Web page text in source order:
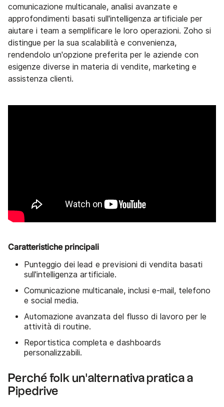
comunicazione multicanale, analisi avanzate e
approfondimenti basati sull'intelligenza artificiale per
aiutare i team a semplificare le loro operazioni. Zoho si
distingue per la sua scalabilità e convenienza,
rendendolo un'opzione preferita per le aziende con
esigenze diverse in materia di vendite, marketing e
assistenza clienti.
Caratteristiche principali
Punteggio dei lead e previsioni di vendita basati
sull'intelligenza artificiale.
Comunicazione multicanale, inclusi e-mail, telefono
e social media.
Automazione avanzata del flusso di lavoro per le
attività di routine.
Reportistica completa e dashboards
personalizzabili.
Perché folk un'alternativa pratica a
Pipedrive